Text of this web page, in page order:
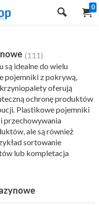
0
(111)
są idealne do wielu
pojemniki z pokrywą,
oferują
ochronę produktów
Plastikowe pojemniki
przechowywania
ale są również
sortowanie
lub kompletacja